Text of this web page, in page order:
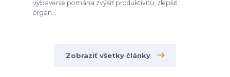
vybavenie pomáha zvýšiť produktivitu, zlepšiť
organ...
Zobraziť všetky články